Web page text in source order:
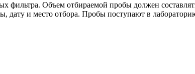
фильтра. Объем отбираемой пробы должен
и место отбора. Пробы поступают в